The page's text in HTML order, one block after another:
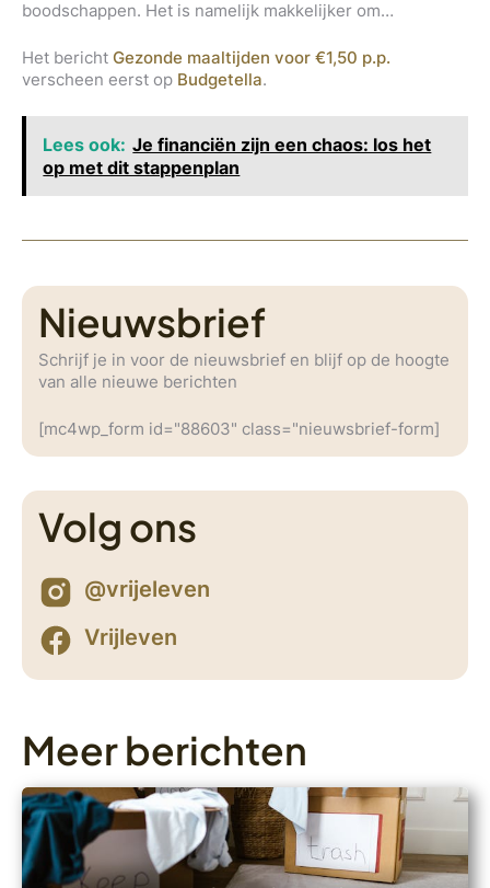
boodschappen. Het is namelijk makkelijker om…
Het bericht Gezonde maaltijden voor €1,50 p.p.
verscheen eerst op Budgetella.
Lees ook: Je financiën zijn een chaos: los het
op met dit stappenplan
Nieuwsbrief
Schrijf je in voor de nieuwsbrief en blijf op de hoogte
van alle nieuwe berichten
[mc4wp_form id="88603" class="nieuwsbrief-form]
Volg ons
@vrijeleven
Vrijleven
Meer berichten